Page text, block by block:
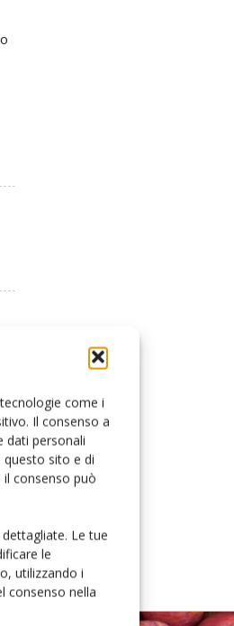
come i
Il consenso a
dati personali
sito e di
consenso può
Le tue
le
utilizzando i
consenso nella